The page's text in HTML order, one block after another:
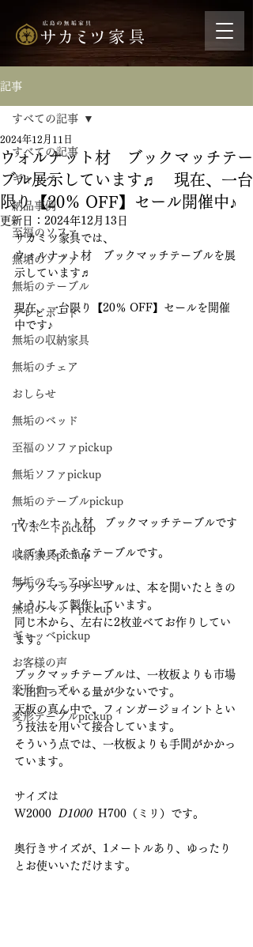
記事
すべての記事
ギャッベ
納品事例
至福のソファ
無垢のソファ
無垢のテーブル
テレビボード
無垢の収納家具
無垢のチェア
おしらせ
無垢のベッド
至福のソファpickup
無垢ソファpickup
無垢のテーブルpickup
TVボードpickup
収納家具pickup
無垢のチェアpickup
無垢のベッドpickup
ギャッベpickup
お客様の声
変形テーブル
変形テーブルpickup
すべての記事
ウォルナット材 ブックマッチテー
ブル展示しています♬ 現在、一台
限り【20％ OFF】セール開催中♪
2024年12月11日
更新日： 2024年12月13日
サカミツ家具では、
ウォルナット材　ブックマッチテーブルを展
示しています♬
現在、一台限り【20％ OFF】セールを開催
中です♪
ウォルナット材　ブックマッチテーブルです
とてもステキなテーブルです。
ブックマッチテーブルは、本を開いたときの
ようにして製作しています。
同じ木から、左右に2枚並べてお作りしてい
ます。
ブックマッチテーブルは、一枚板よりも市場
に出回っている量が少ないです。
天板の真ん中で、フィンガージョイントとい
う技法を用いて接合しています。
そういう点では、一枚板よりも手間がかかっ
ています。
サイズは
W2000
D1000 H700（ミリ）です。
奥行きサイズが、1メートルあり、ゆったり
とお使いいただけます。